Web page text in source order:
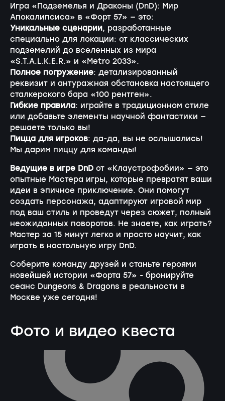
Игра «Подземелья и Драконы (DnD): Мир
Апокалипсиса» в «Форт 57» — это:
Уникальные сценарии, разработанные
специально для локации: от классических
подземелий до вселенных из мира
«S.T.A.L.K.E.R.» и «Metro 2033».
Полное погружение: детализированный
реквизит и антуражная обстановка настоящего
сталкерского бара «100 рентген».
Гибкие правила: играйте в традиционном стиле
или добавьте элементы научной фантастики —
решаете только вы!
Пицца для игроков: да-да, вы не ослышались!
Мы дарим пиццу для команды!
Ведущие в игре DnD от «Клаустрофобии» — это
опытные Мастера игры, которые превратят ваши
идеи в эпичное приключение. Они помогут
создать персонажа, адаптируют игровой мир
под ваш стиль и проведут через сюжет, полный
неожиданных поворотов. Не знаете, как играть?
Мастер за 15 минут легко и просто научит, как
играть в настольную игру DnD.
Соберите команду друзей и станьте героями
новейшей истории «Форта 57» - бронируйте
сеанс Dungeons & Dragons в реальности в
Москве уже сегодня!
Фото и видео квеста